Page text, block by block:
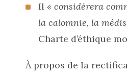
Il « considérera
la calomnie, la
Charte d’éthique
À propos de la